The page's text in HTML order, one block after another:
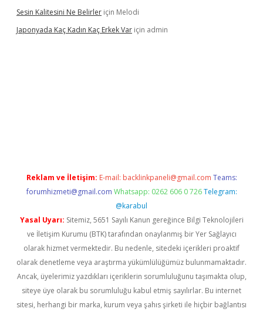
Sesin Kalitesini Ne Belirler için Melodi
Japonyada Kaç Kadın Kaç Erkek Var için admin
Reklam ve İletişim: E-mail: backlinkpaneli@gmail.com Teams:
forumhizmeti@gmail.com Whatsapp: 0262 606 0 726 Telegram:
@karabul
Yasal Uyarı: Sitemiz, 5651 Sayılı Kanun gereğince Bilgi Teknolojileri
ve İletişim Kurumu (BTK) tarafından onaylanmış bir Yer Sağlayıcı
olarak hizmet vermektedir. Bu nedenle, sitedeki içerikleri proaktif
olarak denetleme veya araştırma yükümlülüğümüz bulunmamaktadır.
Ancak, üyelerimiz yazdıkları içeriklerin sorumluluğunu taşımakta olup,
siteye üye olarak bu sorumluluğu kabul etmiş sayılırlar. Bu internet
sitesi, herhangi bir marka, kurum veya şahıs şirketi ile hiçbir bağlantısı